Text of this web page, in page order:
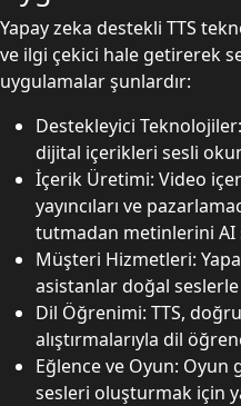
Yapay zeka destekli TTS
ve ilgi çekici hale getirerek
uygulamalar şunlardır:
Destekleyici
dijital içerikleri sesli
İçerik Üretimi: Video
yayıncıları ve
tutmadan metinlerini AI
Müşteri Hizmetleri:
asistanlar doğal
Dil Öğrenimi: TTS,
alıştırmalarıyla dil
Eğlence ve Oyun:
sesleri oluşturmak için